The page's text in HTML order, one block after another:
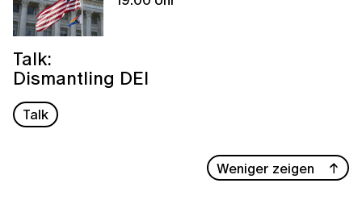
Talk:
Dismantling DEI
Talk
Weniger zeigen